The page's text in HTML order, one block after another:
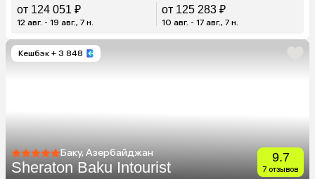
от 124 051 ₽
12 авг. - 19 авг., 7 н.
от 125 283 ₽
10 авг. - 17 авг., 7 н.
Кешбэк + 3 848
Баку, Азербайджан
Sheraton Baku Intourist
9.7
7 отзывов